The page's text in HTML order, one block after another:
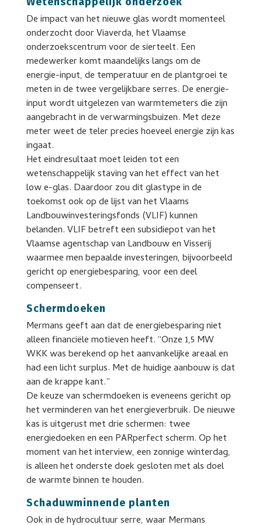
De impact van het nieuwe glas wordt momenteel
onderzocht door Viaverda, het Vlaamse
onderzoekscentrum voor de sierteelt. Een
medewerker komt maandelijks langs om de
energie-input, de temperatuur en de plantgroei te
meten in de twee vergelijkbare serres. De energie-
input wordt uitgelezen van warmtemeters die zijn
aangebracht in de verwarmingsbuizen. Met deze
meter weet de teler precies hoeveel energie zijn kas
ingaat.
Het eindresultaat moet leiden tot een
wetenschappelijk staving van het effect van het
low e-glas. Daardoor zou dit glastype in de
toekomst ook op de lijst van het Vlaams
Landbouwinvesteringsfonds (VLIF) kunnen
belanden. VLIF betreft een subsidiepot van het
Vlaamse agentschap van Landbouw en Visserij
waarmee men bepaalde investeringen, bijvoorbeeld
gericht op energiebesparing, voor een deel
compenseert.
Schermdoeken
Mermans geeft aan dat de energiebesparing niet
alleen financiële motieven heeft. “Onze 1,5 MW
WKK was berekend op het aanvankelijke areaal en
had een licht surplus. Met de huidige aanbouw is dat
aan de krappe kant.”
De keuze van schermdoeken is eveneens gericht op
het verminderen van het energieverbruik. De nieuwe
kas is uitgerust met drie schermen: twee
energiedoeken en een PARperfect scherm. Op het
moment van het interview, een zonnige winterdag,
is alleen het onderste doek gesloten met als doel
de warmte binnen te houden.
Schaduwminnende planten
Ook in de hydrocultuur serre, waar Mermans